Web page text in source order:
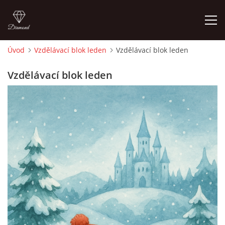
O MĚ
FOTOALBUM
DĚJINY VÝTVARNÉHO UMĚNÍ
NOVINKY ZE ŠKOLSTVÍ 2025
ROČNÍ PLÁN - INSPIRACE /DLE NOVÉHO RVP PV 2025
Úvod Vzdělávací blok leden Vzdělávací blok leden
Vzdělávací blok leden